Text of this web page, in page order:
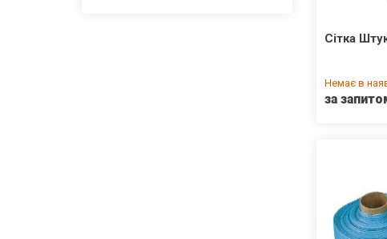
Cітка
Немає в
за